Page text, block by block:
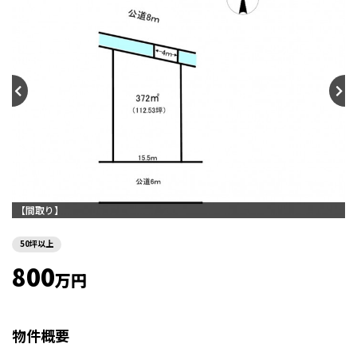
【間取り】
50坪以上
800万円
物件概要